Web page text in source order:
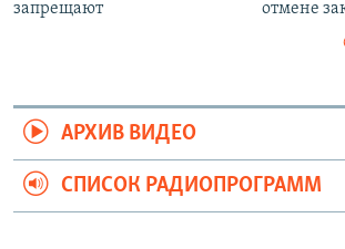
запрещают отмене
АРХИВ ВИДЕО
СПИСОК РАДИОПРОГРАММ